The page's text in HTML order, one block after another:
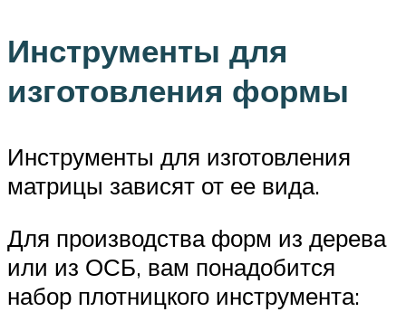
Инструменты для
изготовления формы
Инструменты для изготовления
матрицы зависят от ее вида.
Для производства форм из дерева
или из ОСБ, вам понадобится
набор плотницкого инструмента: